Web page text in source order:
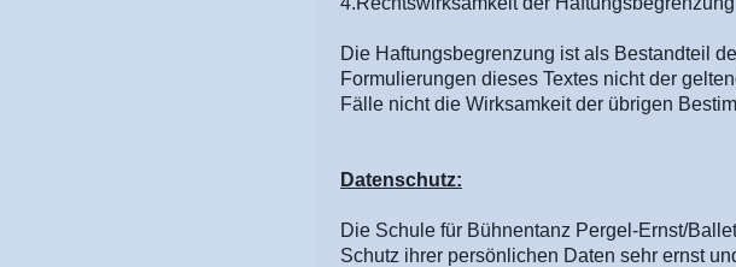
Die Haftungsbegrenzung ist als Bestandteil
Formulierungen dieses Textes nicht der
Fälle nicht die Wirksamkeit der übrigen
Datenschutz:
Die Schule für Bühnentanz Pergel-Ernst/
Schutz ihrer persönlichen Daten sehr ernst